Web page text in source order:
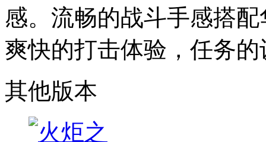
感。流畅的战斗手感搭
爽快的打击体验，任务
其他版本